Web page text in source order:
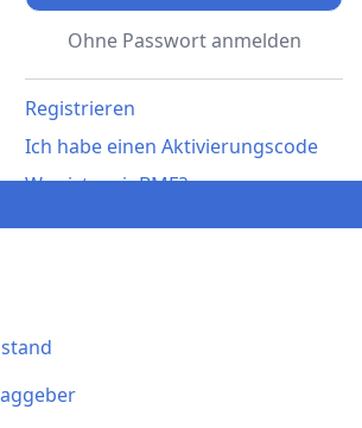
Ohne Passwort anmelden
Registrieren
Ich habe einen Aktivierungscode
Was ist meinBME?